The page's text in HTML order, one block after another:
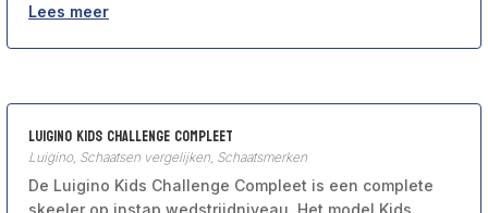
Lees meer
Luigino Kids Challenge Compleet
Luigino, Schaatsen vergelijken Schaatsmerken
De Luigino Kids Challenge Compleet is een complete
skeeler op instap wedstrijdniveau. Het model Kids